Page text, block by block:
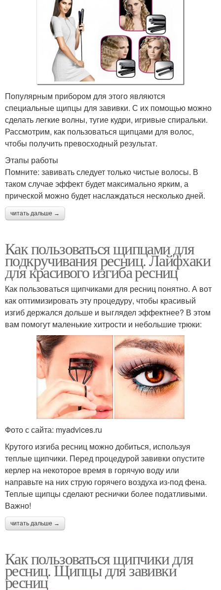
Популярным прибором для этого являются
специальные щипцы для завивки. С их помощью можно
сделать легкие волны, тугие кудри, игривые спиральки.
Рассмотрим, как пользоваться щипцами для волос,
чтобы получить превосходный результат.
Этапы работы
Помните: завивать следует только чистые волосы. В
таком случае эффект будет максимально ярким, а
прической можно будет наслаждаться несколько дней.
читать дальше →
Как пользоваться щипцами для
подкручивания ресниц. Лайфхаки
для красивого изгиба ресниц
Как пользоваться щипчиками для ресниц понятно. А вот
как оптимизировать эту процедуру, чтобы красивый
изгиб держался дольше и выглядел эффектнее? В этом
вам помогут маленькие хитрости и небольшие трюки:
Фото с сайта: myadvices.ru
Крутого изгиба ресниц можно добиться, используя
теплые щипчики. Перед процедурой завивки опустите
керлер на некоторое время в горячую воду или
направьте на них струю горячего воздуха из-под фена.
Теплые щипцы сделают реснички более податливыми.
Важно!
читать дальше →
Как пользоваться щипчики для
ресниц. Щипцы для завивки
ресниц